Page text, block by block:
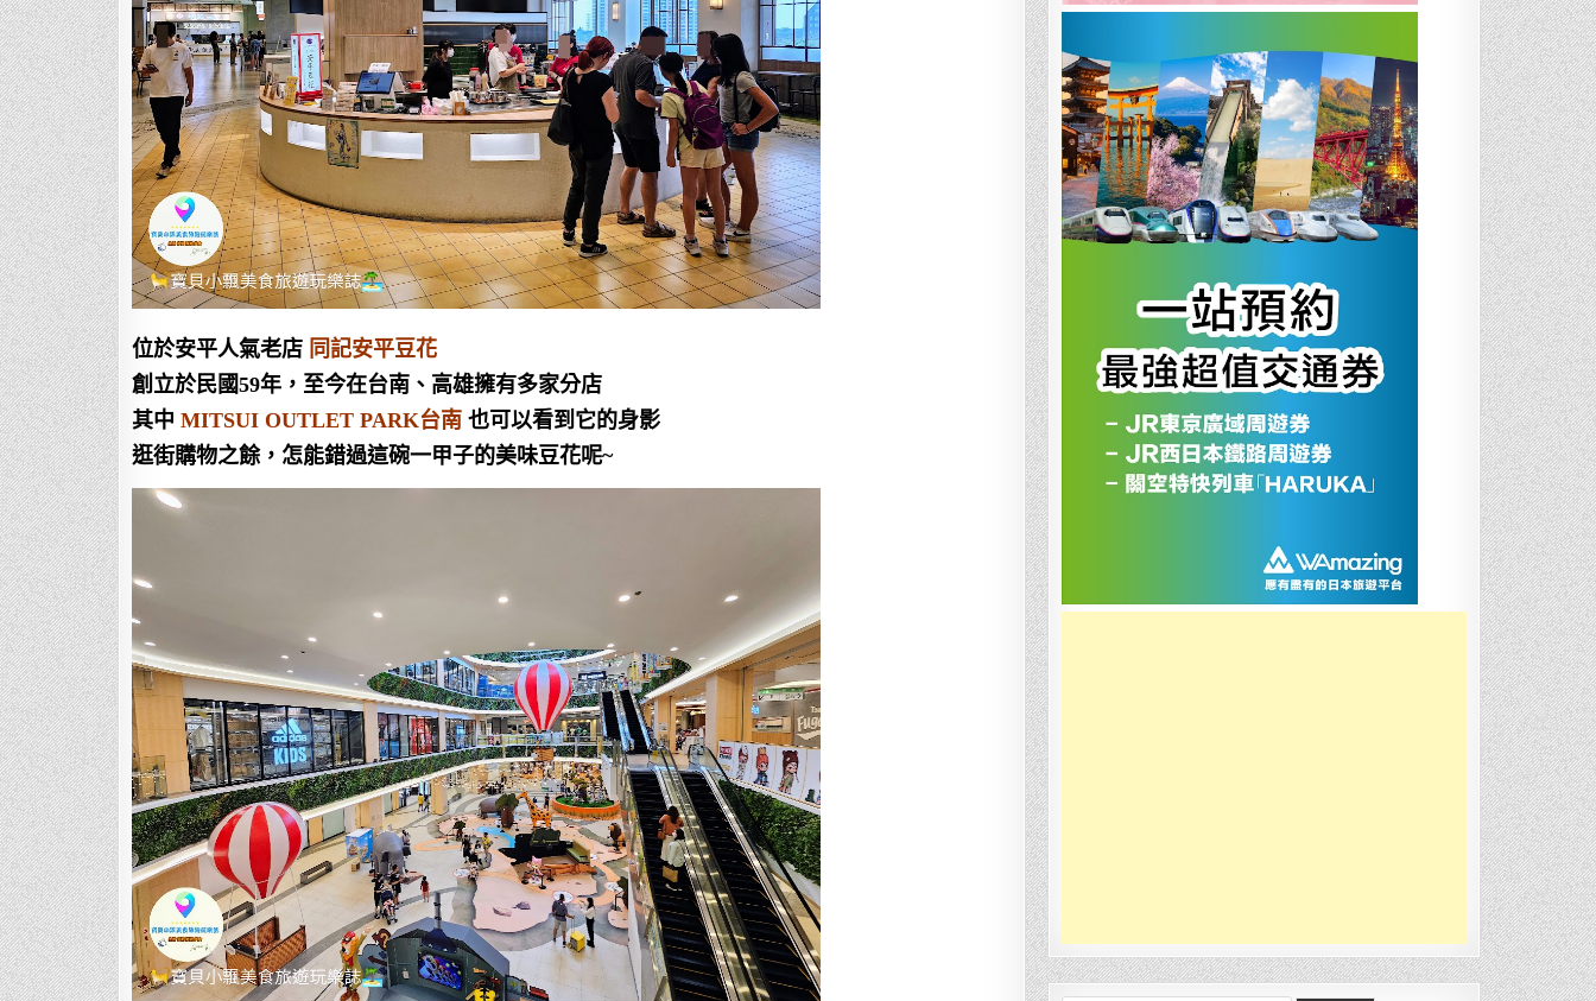
位於安平人氣老店 同記安平豆花
創立於民國59年，至今在台南、高雄擁有多家分店
其中 MITSUI OUTLET PARK台南也可以看到它的身影
逛街購物之餘，怎能錯過這碗一甲子的美味豆花呢~